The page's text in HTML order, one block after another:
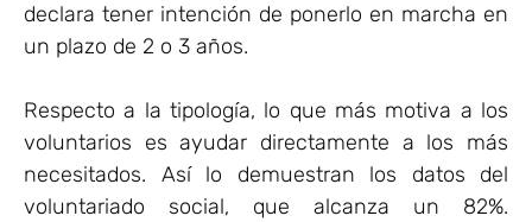
declara tener intención de ponerlo en marcha en
un plazo de 2 o 3 años.
Respecto a la tipología, lo que más motiva a los
voluntarios es ayudar directamente a los más
necesitados. Así lo demuestran los datos del
voluntariado social, que alcanza un 82%.